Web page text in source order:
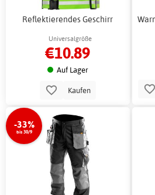
Reflektierendes Geschirr
Universalgröße
€10.89
Auf Lager
Kaufen
-33%
bis 30/9